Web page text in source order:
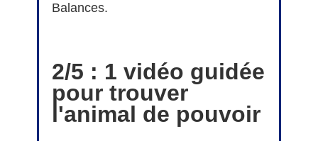
Balances.
2/5 : 1 vidéo guidée
pour trouver
l'animal de pouvoir